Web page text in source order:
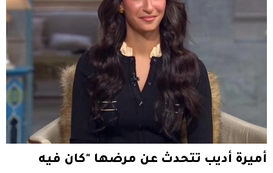
أميرة أديب تتحدث عن مرضها "كان فيه